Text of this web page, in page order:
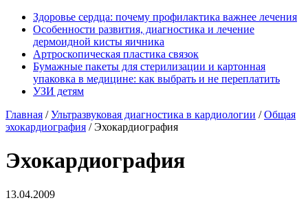
Здоровье сердца: почему профилактика важнее лечения
Особенности развития, диагностика и лечение
дермоидной кисты яичника
Артроскопическая пластика связок
Бумажные пакеты для стерилизации и картонная
упаковка в медицине: как выбрать и не переплатить
УЗИ детям
Главная /Ультразвуковая диагностика в кардиологии /Общая
эхокардиография /Эхокардиография
Эхокардиография
13.04.2009